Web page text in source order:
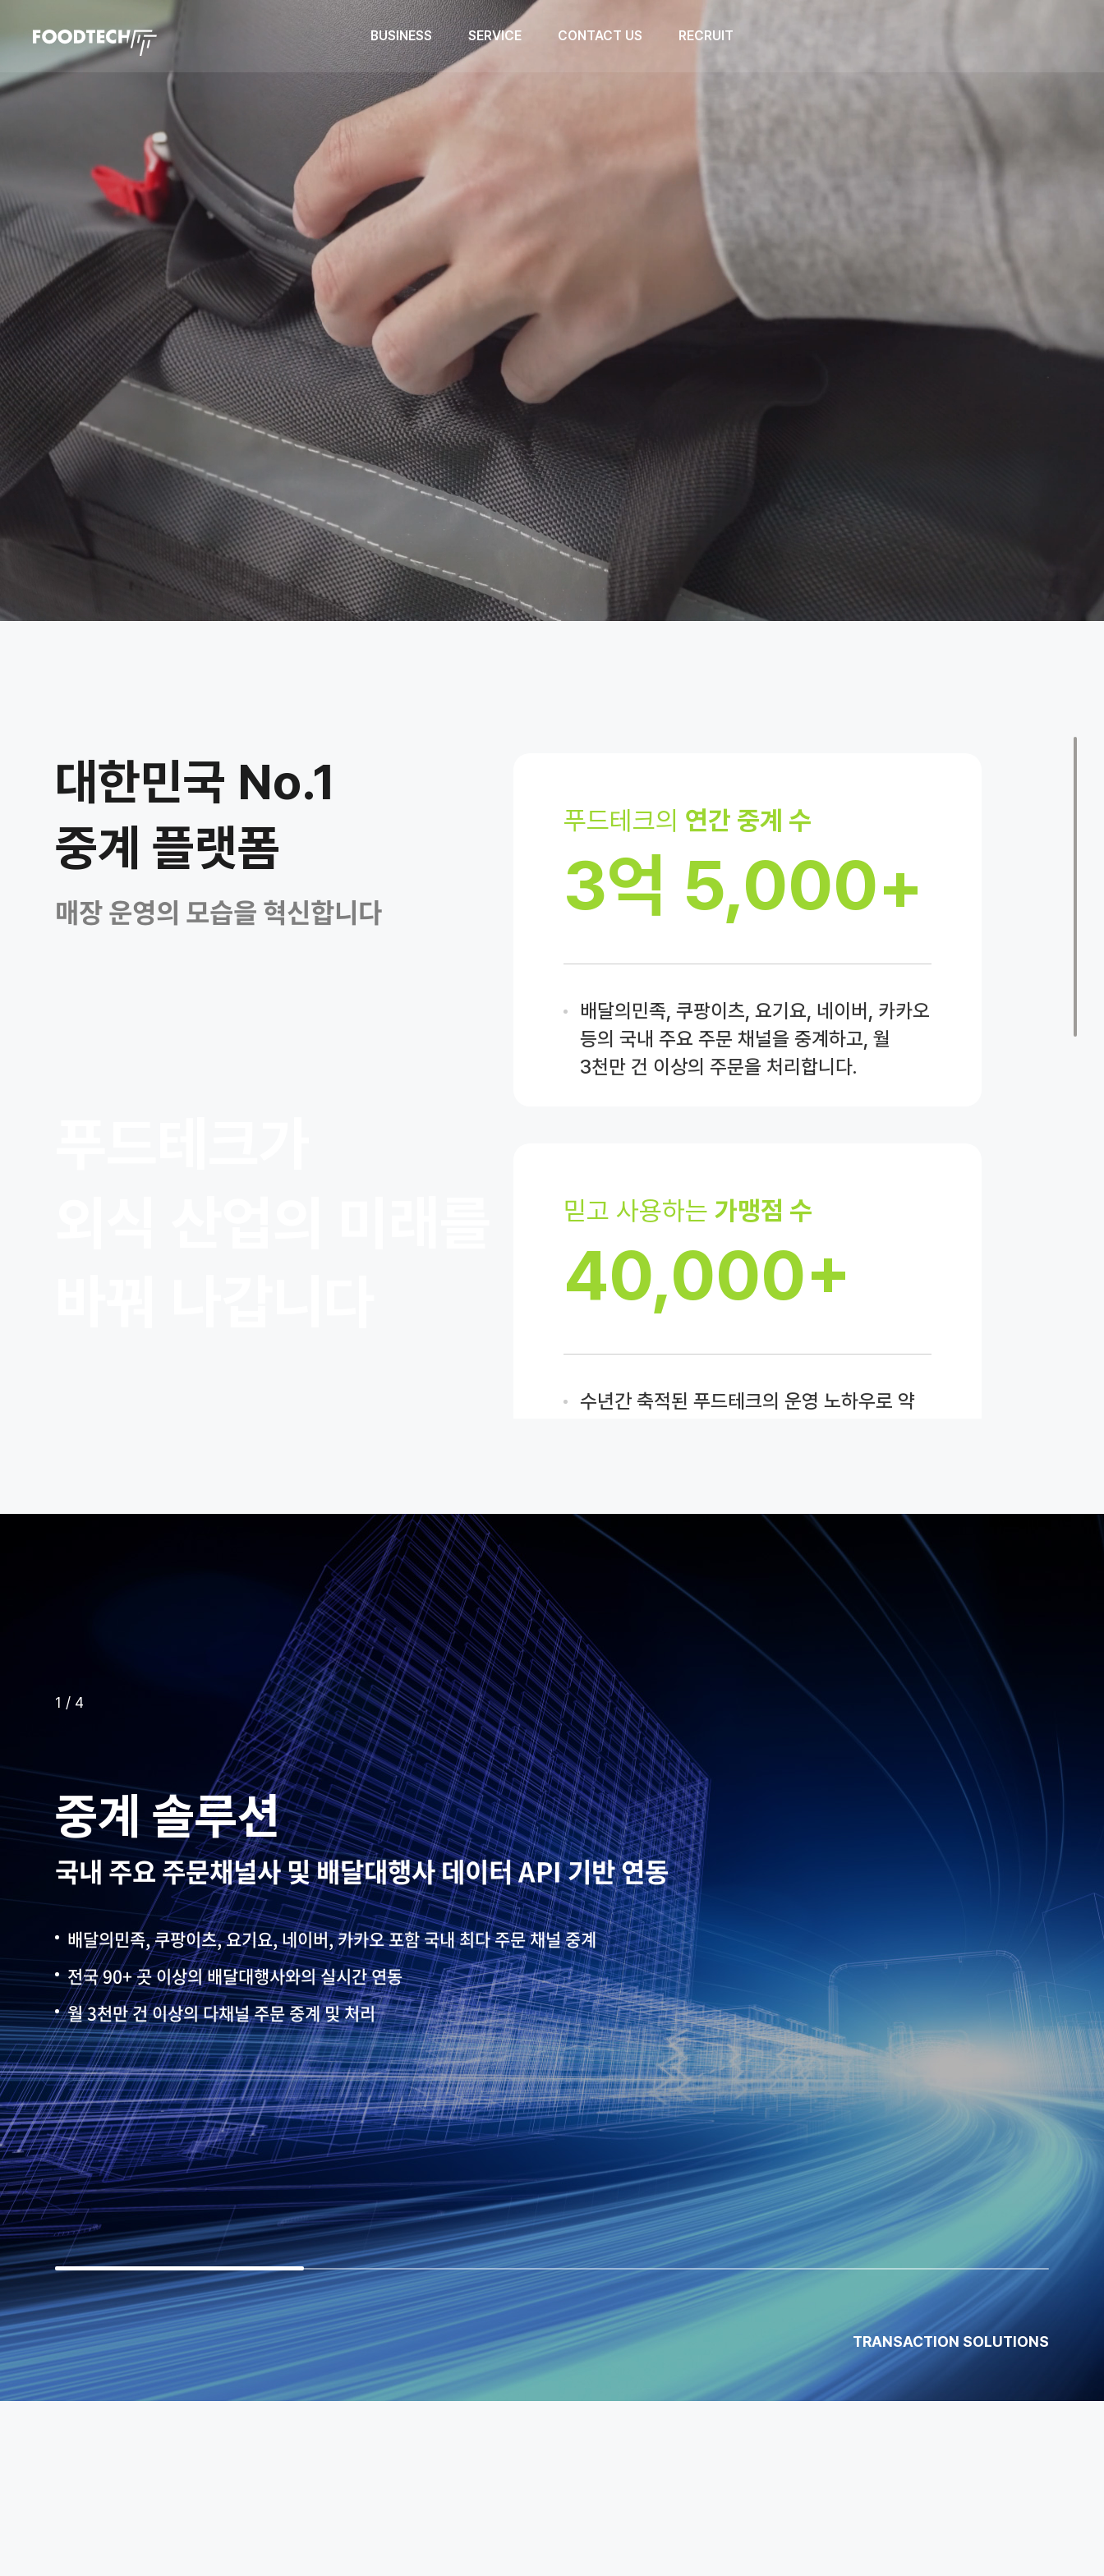
BUSINESS SERVICE CONTACT US RECRUIT
대한민국 No.1
중계 플랫폼
매장 운영의 모습을 혁신합니다
푸드테크의 연간 중계 수
3억 5,000+
배달의민족, 쿠팡이츠, 요기요, 네이버, 카카오
등의 국내 주요 주문 채널을 중계하고, 월
3천만 건 이상의 주문을 처리합니다.
믿고 사용하는 가맹점 수
40,000+
수년간 축적된 푸드테크의 운영 노하우로 약
함께 하는 기업 고객 수
200+
200개 이상의 기업이 비즈니스의 성공과
혁신을 위해 푸드테크와 함께 합니다.
편리한 배송을 위한 배달대행사 수
90+
전국 90+곳 이상의 배달대행사와 연동하여
주문 처리 과정을 실시간으로 확인할 수
있습니다.
중계 솔루션
국내 주요 주문채널사 및 배달대행사 데이터 API 기반 연동
배달의민족, 쿠팡이츠, 요기요, 네이버, 카카오 포함 국내 최다 주문 채널 중계
전국 90+ 곳 이상의 배달대행사와의 실시간 연동
월 3천만 건 이상의 다채널 주문 중계 및 처리
TRANSACTION SOLUTIONS
매장 운영을 위한 다채널 주문 통합 및 관리 토탈 솔루션
주문 채널 통합 연계 및 매출 관리 솔루션
브랜드/프랜차이즈 운영과 매니지먼트가 가능한 영업 관리 시스템
프로그램과 앱, 브라우저 간 데이터 연동으로 관리 편의성과 운영 효율 극대화
빅데이터 기반의 데이터 통계, 분석, 추천 서비스
데이터 기반 의사결정 지원을 위한 다각도 매장 분석통계 시각화 및 제공
빅데이터 분석 기반의 상권, 업종, 고객 등 테마별 인사이트 서비스 제공
빅데이터 및 AI 모델링 기반의 매장 운영 최적화 서비스 연구 개발
운영 요구 사항에 적합한 솔루션 커스터마이징과 서비스 연동
데이터 중계 플랫폼 기반 대용량 데이터 전송 및 연동 구현 가능 역량 보유
ERP, SCM 등 사용 중인 그룹웨어와의 서비스 연동
배달 권역 제어 시스템 등 운영 효율화를 위한 서비스 개발 커스터마이징, 수발주
1 / 4